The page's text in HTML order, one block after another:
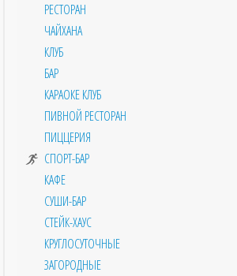
РЕСТОРАН
ЧАЙХАНА
КЛУБ
БАР
КАРАОКЕ КЛУБ
ПИВНОЙ РЕСТОРАН
ПИЦЦЕРИЯ
СПОРТ-БАР
КАФЕ
СУШИ-БАР
СТЕЙК-ХАУС
КРУГЛОСУТОЧНЫЕ
ЗАГОРОДНЫЕ